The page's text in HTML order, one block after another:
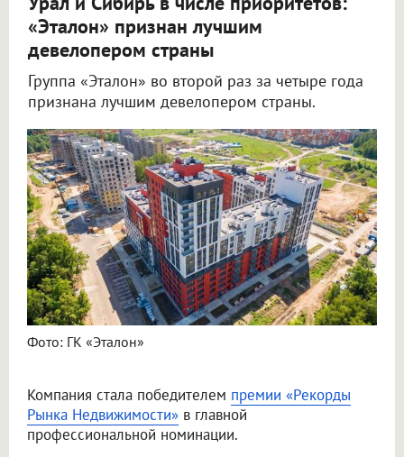
«Эталон» признан лучшим
девелопером страны
Группа «Эталон» во второй раз за четыре года
признана лучшим девелопером страны.
Фото: ГК «Эталон»
Компания стала победителем премии «Рекорды
Рынка Недвижимости» в главной
профессиональной номинации.